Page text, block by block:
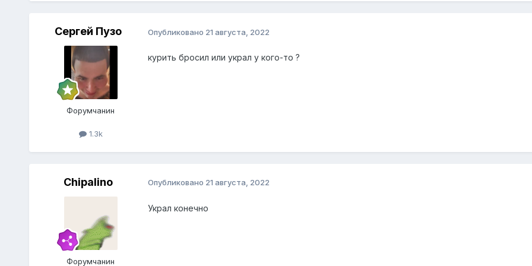
Сeргей Пузo
Форумчанин
1.3k
Опубликовано 21 августа, 2022
курить бросил или украл у кого-то ?
Chipalino
Форумчанин
Опубликовано 21 августа, 2022
Украл конечно